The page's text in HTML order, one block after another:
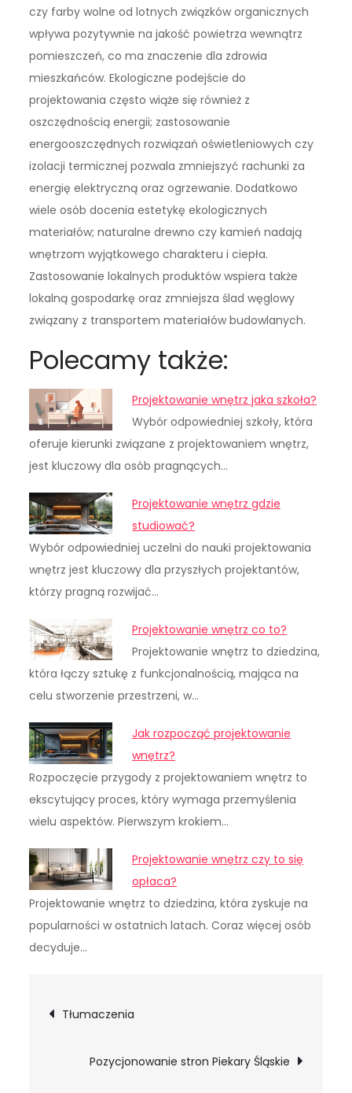
czy farby wolne od lotnych związków organicznych
wpływa pozytywnie na jakość powietrza wewnątrz
pomieszczeń, co ma znaczenie dla zdrowia
mieszkańców. Ekologiczne podejście do
projektowania często wiąże się również z
oszczędnością energii; zastosowanie
energooszczędnych rozwiązań oświetleniowych czy
izolacji termicznej pozwala zmniejszyć rachunki za
energię elektryczną oraz ogrzewanie. Dodatkowo
wiele osób docenia estetykę ekologicznych
materiałów; naturalne drewno czy kamień nadają
wnętrzom wyjątkowego charakteru i ciepła.
Zastosowanie lokalnych produktów wspiera także
lokalną gospodarkę oraz zmniejsza ślad węglowy
związany z transportem materiałów budowlanych.
Polecamy także:
Projektowanie wnętrz jaka szkoła?
Wybór odpowiedniej szkoły, która
oferuje kierunki związane z projektowaniem wnętrz,
jest kluczowy dla osób pragnących…
Projektowanie wnętrz gdzie
studiować?
Wybór odpowiedniej uczelni do nauki projektowania
wnętrz jest kluczowy dla przyszłych projektantów,
którzy pragną rozwijać…
Projektowanie wnętrz co to?
Projektowanie wnętrz to dziedzina,
która łączy sztukę z funkcjonalnością, mająca na
celu stworzenie przestrzeni, w…
Jak rozpocząć projektowanie
wnętrz?
Rozpoczęcie przygody z projektowaniem wnętrz to
ekscytujący proces, który wymaga przemyślenia
wielu aspektów. Pierwszym krokiem…
Projektowanie wnętrz czy to się
opłaca?
Projektowanie wnętrz to dziedzina, która zyskuje na
popularności w ostatnich latach. Coraz więcej osób
decyduje…
Nawigacja
wpisu
Tłumaczenia
Pozycjonowanie stron Piekary Śląskie